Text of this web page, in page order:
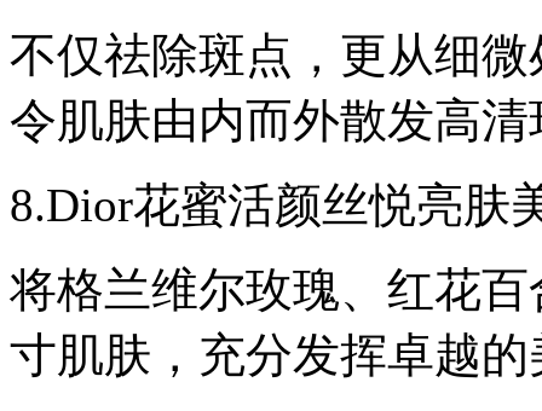
不仅祛除斑点，更从细
令肌肤由内而外散发高
8.Dior花蜜活颜丝悦亮肤
将格兰维尔玫瑰、红花
寸肌肤，充分发挥卓越